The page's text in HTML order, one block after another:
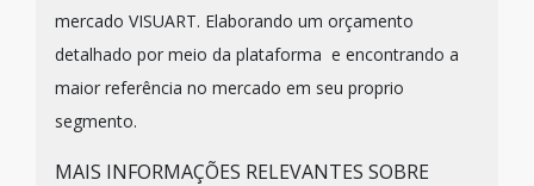
mercado VISUART. Elaborando um orçamento
detalhado por meio da plataforma e encontrando a
maior referência no mercado em seu proprio
segmento.
MAIS INFORMAÇÕES RELEVANTES SOBRE